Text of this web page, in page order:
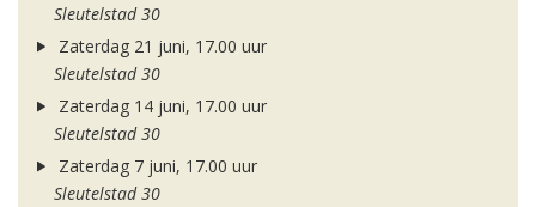
Sleutelstad 30
Zaterdag 21 juni, 17.00 uur
Sleutelstad 30
Zaterdag 14 juni, 17.00 uur
Sleutelstad 30
Zaterdag 7 juni, 17.00 uur
Sleutelstad 30